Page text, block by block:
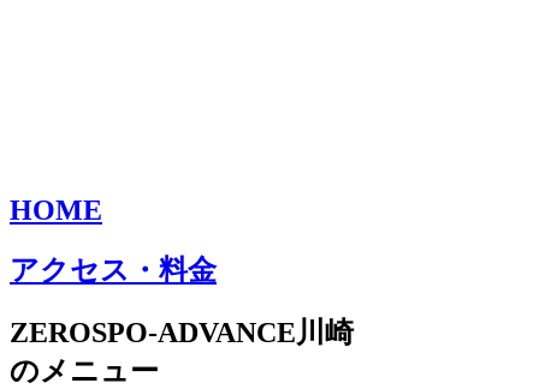
HOME
アクセス・料金
ZEROSPO-ADVANCE川崎
のメニュー